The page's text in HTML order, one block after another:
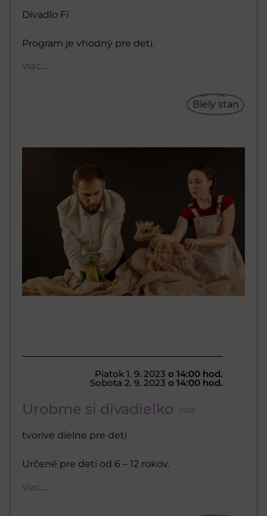
Divadlo Fí
Program je vhodný pre deti.
viac...
Biely stan
Piatok 1. 9. 2023 o 14:00 hod.
Sobota 2. 9. 2023 o 14:00 hod.
Urobme si divadielko [120']
tvorivé dielne pre deti
Určené pre deti od 6 – 12 rokov.
viac...